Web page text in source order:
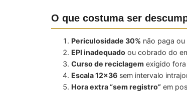
O que costuma ser
Periculosidade 30% não paga ou
EPI inadequado ou cobrado do
Curso de reciclagem exigido fora
Escala 12×36 sem intervalo
Hora extra “sem registro” em